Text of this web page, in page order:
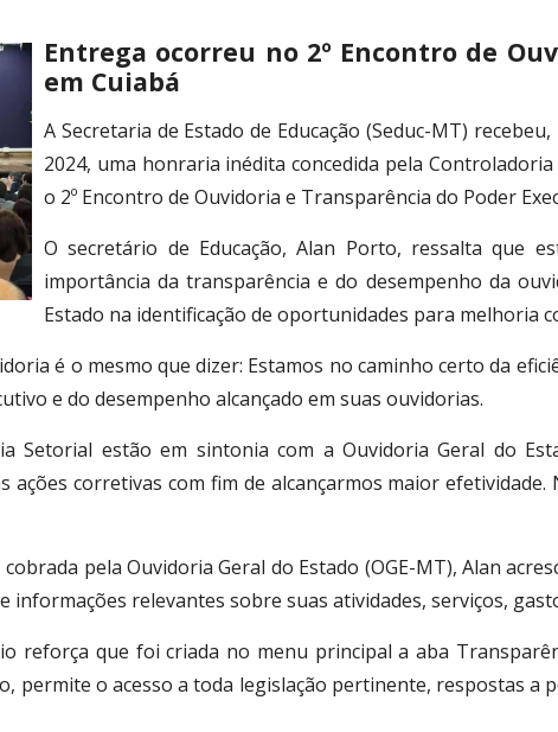
Entrega ocorreu no 2º Encontro de
em Cuiabá
A Secretaria de Estado de Educação (Seduc-MT)
2024, uma honraria inédita concedida pela
o 2º Encontro de Ouvidoria e Transparência do Poder
O secretário de Educação, Alan Porto, ressalta que
importância da transparência e do desempenho da
Estado na identificação de oportunidades para melhoria
é o mesmo que dizer: Estamos no caminho certo da
e do desempenho alcançado em suas ouvidorias.
Setorial estão em sintonia com a Ouvidoria Geral do
ações corretivas com fim de alcançarmos maior
pela Ouvidoria Geral do Estado (OGE-MT), Alan
informações relevantes sobre suas atividades, serviços,
reforça que foi criada no menu principal a aba
permite o acesso a toda legislação pertinente, respostas